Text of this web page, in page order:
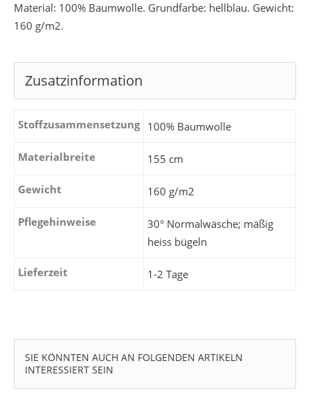
Material: 100% Baumwolle. Grundfarbe: hellblau. Gewicht:
160 g/m2.
Zusatzinformation
Stoffzusammensetzung 100% Baumwolle
Materialbreite 155 cm
Gewicht 160 g/m2
Pflegehinweise
30° Normalwäsche; mäßig
heiss bügeln
Lieferzeit 1-2 Tage
SIE KÖNNTEN AUCH AN FOLGENDEN ARTIKELN
INTERESSIERT SEIN